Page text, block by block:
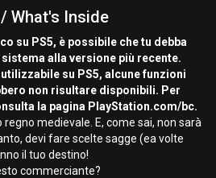
What's Inside
su PS5, è possibile che tu debba
alla versione più recente.
su PS5, alcune funzioni
non risultare disponibili. Per
la pagina PlayStation.com/bc.
medievale. E, come sai, non sarà
devi fare scelte sagge (ea volte
il tuo destino!
commerciante?